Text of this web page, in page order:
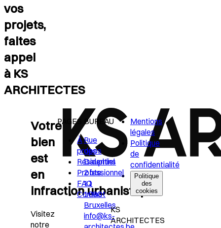
vos
projets,
faites
appel
à KS
ARCHITECTES
Votre
bien
est
en
infraction urbanistique?
Visitez
notre
PAGES
À
propos
Résidentiel
Professionnel
FAQ
Contact
BUREAU
Rue
des
Dauphins
2 bte
11
1080
Bruxelles
info@ks-
Mentions
légales
Politique
de
confidentialité
Politique
des
cookies
KS
ARCHITECTES